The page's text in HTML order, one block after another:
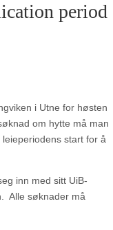
period
i Utne for høsten
om hytte må man
start for å
inn med sitt UiB-
Alle søknader må